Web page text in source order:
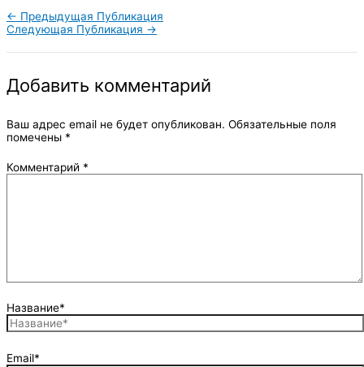
← Предыдущая Публикация
Следующая Публикация →
Добавить комментарий
Ваш адрес email не будет опубликован. Обязательные поля
помечены *
Комментарий *
Название*
Email*